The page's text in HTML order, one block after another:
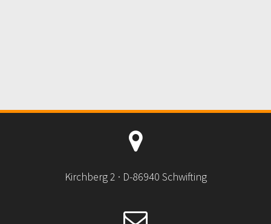
Kirchberg 2 · D-86940 Schwifting